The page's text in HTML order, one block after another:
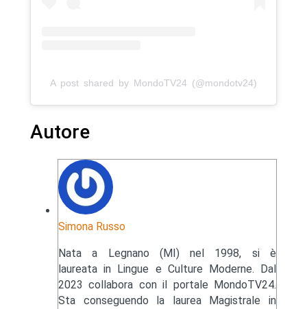
A post shared by MondoTV24 (@mondotv24)
Autore
Simona Russo
Nata a Legnano (MI) nel 1998, si è
laureata in Lingue e Culture Moderne. Dal
2023 collabora con il portale MondoTV24.
Sta conseguendo la laurea Magistrale in